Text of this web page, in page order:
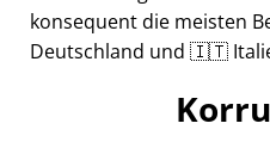
konsequent die meisten
Deutschland und 🇮🇹